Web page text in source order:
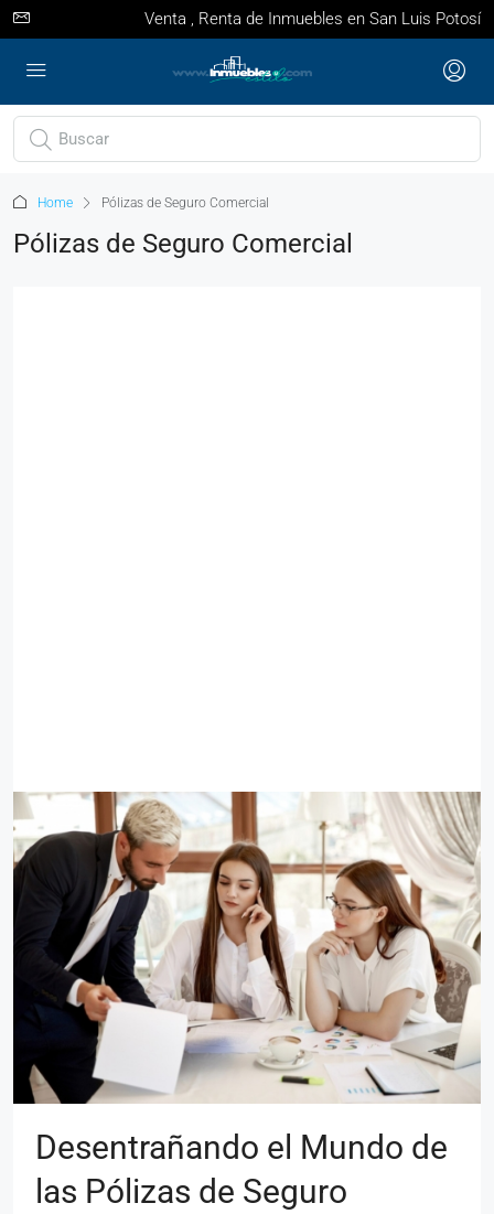
Venta , Renta de Inmuebles en San Luis Potosí
Home Pólizas de Seguro Comercial
Pólizas de Seguro Comercial
Desentrañando el Mundo de
las Pólizas de Seguro